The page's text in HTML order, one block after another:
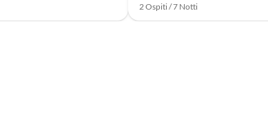
2 Ospiti / 7 Notti